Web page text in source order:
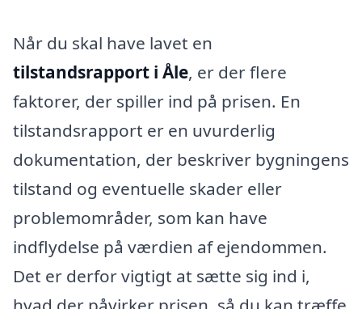
Når du skal have lavet en
tilstandsrapport i Åle, er der flere
faktorer, der spiller ind på prisen. En
tilstandsrapport er en uvurderlig
dokumentation, der beskriver bygningens
tilstand og eventuelle skader eller
problemområder, som kan have
indflydelse på værdien af ejendommen.
Det er derfor vigtigt at sætte sig ind i,